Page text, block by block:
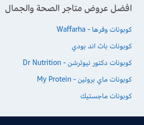
افضل عروض متاجر الصحة والجمال
كوبونات وفرها - Waffarha
كوبونات باث اند بودي
كوبونات دكتور نيوترشن - Dr Nutrition
كوبونات ماي بروتين - My Protein
كوبونات ماجستيك